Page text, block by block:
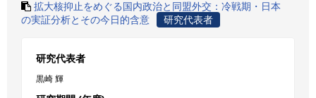
拡大核抑止をめぐる国内政治と同盟外交：冷戦期・日本
の実証分析とその今日的含意
研究代表者
研究代表者
黒崎 輝